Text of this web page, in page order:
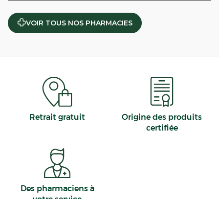
VOIR TOUS NOS PHARMACIES
Retrait gratuit
Origine des produits
certifiée
Des pharmaciens à